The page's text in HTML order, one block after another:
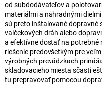
od subdodávateľov a
materiálmi a náhradnými
sú preto inštalované dopravné
valčekových dráh alebo
a efektívne dostať na potrebné
riešenie predovšetkým pre
výrobných prevádzkach
skladovacieho miesta sčasti
tu prepravovať pomocou